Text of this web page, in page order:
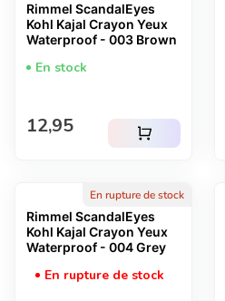
Rimmel ScandalEyes
Kohl Kajal Crayon Yeux
Waterproof - 003 Brown
En stock
Prix normal
12,95 shopping_cart
En rupture de stock
Rimmel ScandalEyes
Kohl Kajal Crayon Yeux
Waterproof - 004 Grey
En rupture de stock